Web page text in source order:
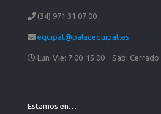
(34) 971 31 07 00
equipat@palauequipat.es
Lun-Vie: 7:00-15:00 Sab: Cerrado
Estamos en…